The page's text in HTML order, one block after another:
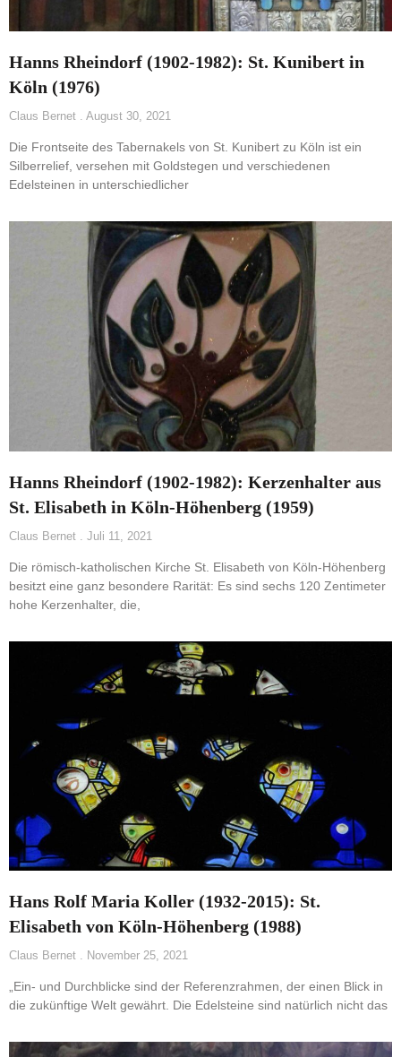
Hanns Rheindorf (1902-1982): St. Kunibert in
Köln (1976)
Claus Bernet August 30, 2021
Die Frontseite des Tabernakels von St. Kunibert zu Köln ist ein
Silberrelief, versehen mit Goldstegen und verschiedenen
Edelsteinen in unterschiedlicher
Hanns Rheindorf (1902-1982): Kerzenhalter aus
St. Elisabeth in Köln-Höhenberg (1959)
Claus Bernet Juli 11, 2021
Die römisch-katholischen Kirche St. Elisabeth von Köln-Höhenberg
besitzt eine ganz besondere Rarität: Es sind sechs 120 Zentimeter
hohe Kerzenhalter, die,
Hans Rolf Maria Koller (1932-2015): St.
Elisabeth von Köln-Höhenberg (1988)
Claus Bernet November 25, 2021
„Ein- und Durchblicke sind der Referenzrahmen, der einen Blick in
die zukünftige Welt gewährt. Die Edelsteine sind natürlich nicht das